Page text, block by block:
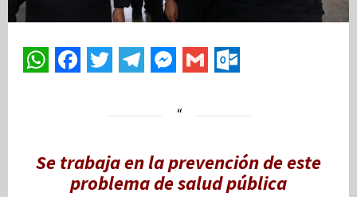
Se trabaja en la prevención de este
problema de salud pública